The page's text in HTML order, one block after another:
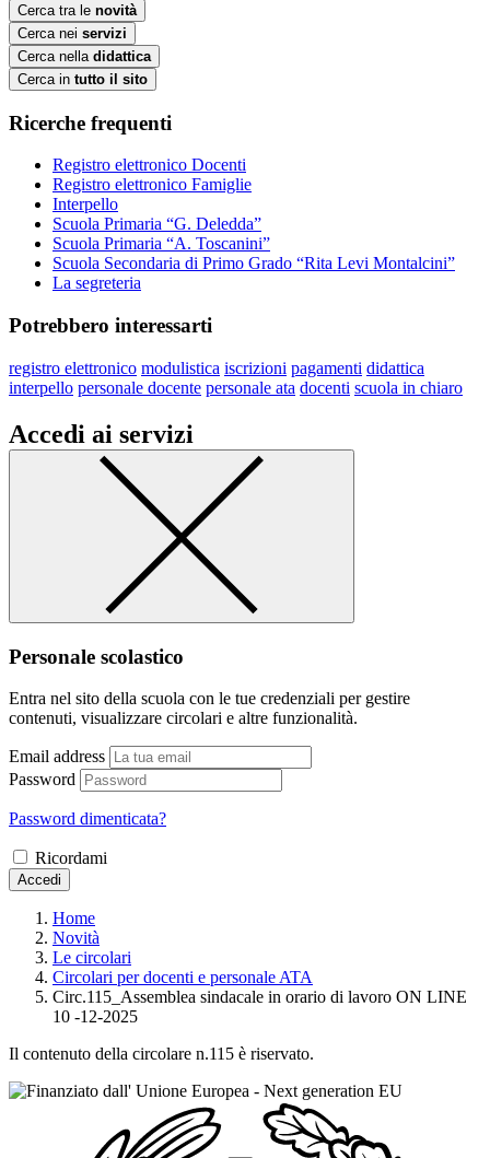
Cerca tra le novità
Cerca nei servizi
Cerca nella didattica
Cerca in tutto il sito
Ricerche frequenti
Registro elettronico Docenti
Registro elettronico Famiglie
Interpello
Scuola Primaria “G. Deledda”
Scuola Primaria “A. Toscanini”
Scuola Secondaria di Primo Grado “Rita Levi Montalcini”
La segreteria
Potrebbero interessarti
registro elettronico modulistica iscrizioni pagamenti didattica
interpello personale docente personale ata docenti scuola in chiaro
Accedi ai servizi
Personale scolastico
Entra nel sito della scuola con le tue credenziali per gestire
contenuti, visualizzare circolari e altre funzionalità.
Email address
Password
Password dimenticata?
Ricordami
Accedi
Home
Novità
Le circolari
Circolari per docenti e personale ATA
Circ.115_Assemblea sindacale in orario di lavoro ON LINE
10 -12-2025
Il contenuto della circolare n.115 è riservato.